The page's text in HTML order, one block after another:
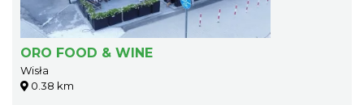
ORO FOOD & WINE
Wisła
0.38 km